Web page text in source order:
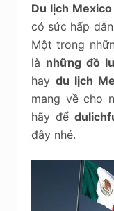
Du lịch Mexico
có sức hấp
Một trong
là những đồ
hay du lịch
mang về cho
hãy để
đây nhé.